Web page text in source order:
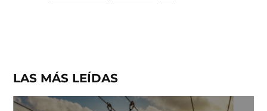
LAS MÁS LEÍDAS